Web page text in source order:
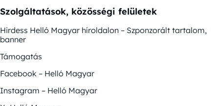
Szolgáltatások, közösségi felületek
Hirdess Helló Magyar híroldalon – Szponzorált tartalom,
banner
Támogatás
Facebook – Helló Magyar
Instagram – Helló Magyar